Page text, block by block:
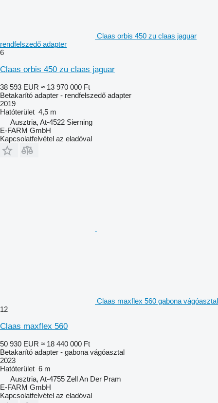
Claas orbis 450 zu claas jaguar
rendfelszedő adapter
6
Claas orbis 450 zu claas jaguar
38 593 EUR ≈ 13 970 000 Ft
Betakarító adapter - rendfelszedő adapter
2019
Hatóterület 4,5 m
Ausztria, At-4522 Sierning
E-FARM GmbH
Kapcsolatfelvétel az eladóval
Claas maxflex 560 gabona vágóasztal
12
Claas maxflex 560
50 930 EUR ≈ 18 440 000 Ft
Betakarító adapter - gabona vágóasztal
2023
Hatóterület 6 m
Ausztria, At-4755 Zell An Der Pram
E-FARM GmbH
Kapcsolatfelvétel az eladóval